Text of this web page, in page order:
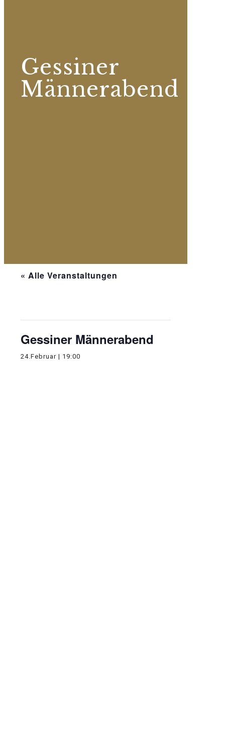
Gessiner
Männerabend
« Alle Veranstaltungen
Gessiner Männerabend
24.Februar | 19:00